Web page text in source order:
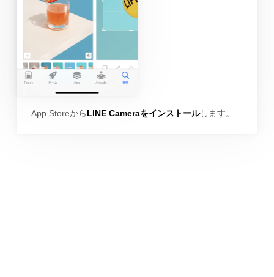
App StoreからLINE Cameraをインストールします。